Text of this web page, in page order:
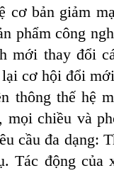
cơ bản giảm
phẩm công
mới thay đổi
lại cơ hội đổi
thông thế hệ
chiều và
cầu đa dạng:
Tác động của